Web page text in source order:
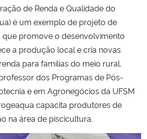
Regional
e dos Direitos Humanos
de Renda e Qualidade do
é um exemplo de projeto de
que promove o desenvolvimento
a produção local e cria novas
para famílias do meio rural.
dos Programas de Pós-
e em Agronegócios da UFSM
capacita produtores de
na área de piscicultura.